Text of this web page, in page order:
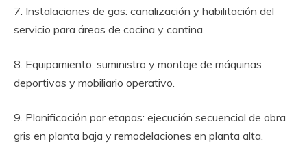
7. Instalaciones de gas: canalización y habilitación del
servicio para áreas de cocina y cantina.
8. Equipamiento: suministro y montaje de máquinas
deportivas y mobiliario operativo.
9. Planificación por etapas: ejecución secuencial de obra
gris en planta baja y remodelaciones en planta alta.